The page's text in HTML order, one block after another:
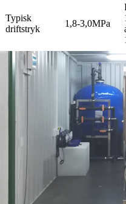
Typisk
driftstryk
1,8-3,0MPa